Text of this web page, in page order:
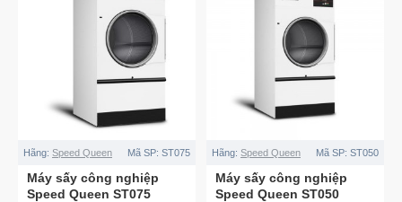
Hãng: Speed Queen Mã SP: ST075
Máy sấy công nghiệp
Speed Queen ST075
Hãng: Speed Queen Mã SP: ST050
Máy sấy công nghiệp
Speed Queen ST050